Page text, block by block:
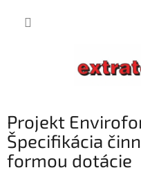
Projekt
Špecifikácia
formou dotácie